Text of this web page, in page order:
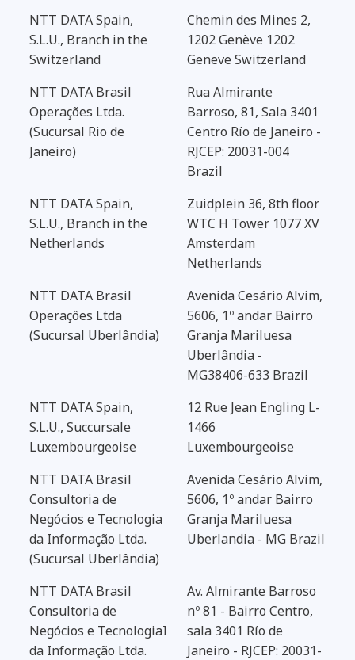
NTT DATA Spain,
S.L.U., Branch in the
Switzerland
Chemin des Mines 2,
1202 Genève 1202
Geneve Switzerland
NTT DATA Brasil
Operações Ltda.
(Sucursal Rio de
Janeiro)
Rua Almirante
Barroso, 81, Sala 3401
Centro Río de Janeiro -
RJCEP: 20031-004
Brazil
NTT DATA Spain,
S.L.U., Branch in the
Netherlands
Zuidplein 36, 8th floor
WTC H Tower 1077 XV
Amsterdam
Netherlands
NTT DATA Brasil
Operaçôes Ltda
(Sucursal Uberlândia)
Avenida Cesário Alvim,
5606, 1º andar Bairro
Granja Mariluesa
Uberlândia -
MG38406-633 Brazil
NTT DATA Spain,
S.L.U., Succursale
Luxembourgeoise
12 Rue Jean Engling L-
1466
Luxembourgeoise
NTT DATA Brasil
Consultoria de
Negócios e Tecnologia
da Informação Ltda.
(Sucursal Uberlândia)
Avenida Cesário Alvim,
5606, 1º andar Bairro
Granja Mariluesa
Uberlandia - MG Brazil
NTT DATA Brasil
Consultoria de
Negócios e TecnologiaI
da Informação Ltda.
Av. Almirante Barroso
nº 81 - Bairro Centro,
sala 3401 Río de
Janeiro - RJCEP: 20031-